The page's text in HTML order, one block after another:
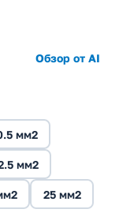
Обзор от AI
мм2
мм2
25 мм2